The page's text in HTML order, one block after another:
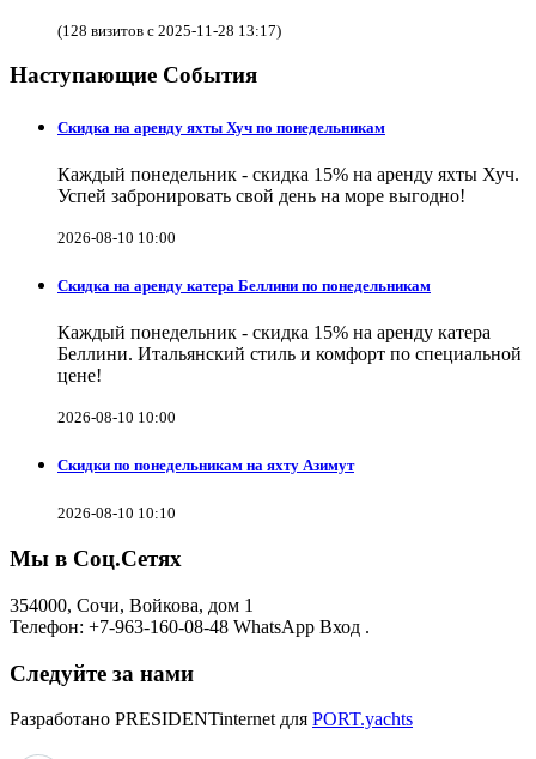
(128 визитов с 2025-11-28 13:17)
Наступающие События
Скидка на аренду яхты Хуч по понедельникам
Каждый понедельник - скидка 15% на аренду яхты Хуч.
Успей забронировать свой день на море выгодно!
2026-08-10 10:00
Скидка на аренду катера Беллини по понедельникам
Каждый понедельник - скидка 15% на аренду катера
Беллини. Итальянский стиль и комфорт по специальной
цене!
2026-08-10 10:00
Скидки по понедельникам на яхту Азимут
2026-08-10 10:10
Мы в Соц.Сетях
354000, Сочи, Войкова, дом 1
Телефон: +7-963-160-08-48 WhatsApp Вход .
Следуйте за нами
Разработано PRESIDENTinternet для PORT.yachts